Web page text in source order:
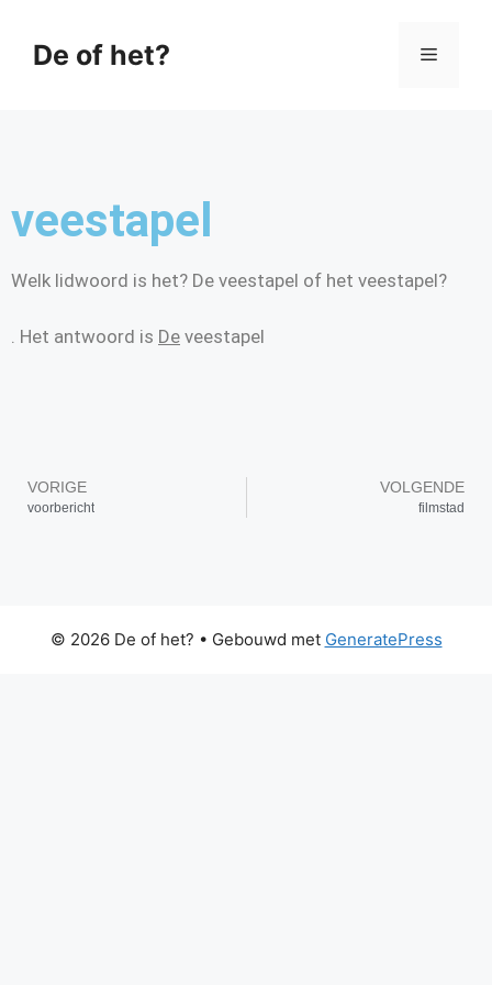
De of het?
veestapel
Welk lidwoord is het? De veestapel of het veestapel?
. Het antwoord is De veestapel
VORIGE
voorbericht
VOLGENDE
filmstad
© 2026 De of het? • Gebouwd met GeneratePress